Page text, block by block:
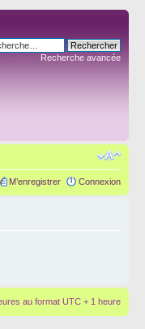
Recherche avancée
M’enregistrer Connexion
au format UTC + 1 heure